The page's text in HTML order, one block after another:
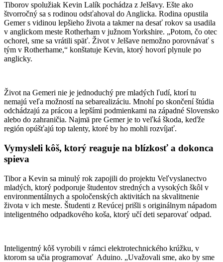
Tiborov spolužiak Kevin Lalík pochádza z Jelšavy. Ešte ako
štvorročný sa s rodinou odsťahoval do Anglicka. Rodina opustila
Gemer s vidinou lepšieho života a takmer na desať rokov sa usadila
v anglickom meste Rotherham v južnom Yorkshire. „Potom, čo otec
ochorel, sme sa vrátili späť. Život v Jelšave nemožno porovnávať s
tým v Rotherhame,“ konštatuje Kevin, ktorý hovorí plynule po
anglicky.
Život na Gemeri nie je jednoduchý pre mladých ľudí, ktorí tu
nemajú veľa možností na sebarealizáciu. Mnohí po skončení štúdia
odchádzajú za prácou a lepšími podmienkami na západné Slovensko
alebo do zahraničia. Najmä pre Gemer je to veľká škoda, keďže
región opúšťajú top talenty, ktoré by ho mohli rozvíjať.
Vymysleli kôš, ktorý reaguje na blízkosť a dokonca
spieva
Tibor a Kevin sa minulý rok zapojili do projektu Veľvyslanectvo
mladých, ktorý podporuje študentov stredných a vysokých škôl v
environmentálnych a spoločenských aktivitách na skvalitnenie
života v ich meste. Študenti z Revúcej prišli s originálnym nápadom
inteligentného odpadkového koša, ktorý učí deti separovať odpad.
Inteligentný kôš vyrobili v rámci elektrotechnického krúžku, v
ktorom sa učia programovať Aduino. „Uvažovali sme, ako by sme